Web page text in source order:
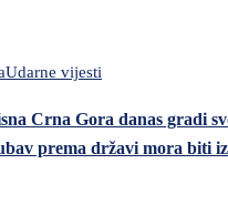
Udarne vijesti
Crna Gora danas gradi
prema državi mora biti